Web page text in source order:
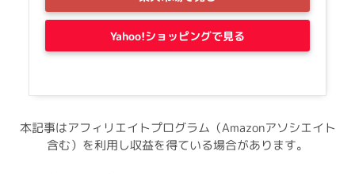
Yahoo!ショッピングで見る
本記事はアフィリエイトプログラム（Amazonアソシエイト
含む）を利用し収益を得ている場合があります。